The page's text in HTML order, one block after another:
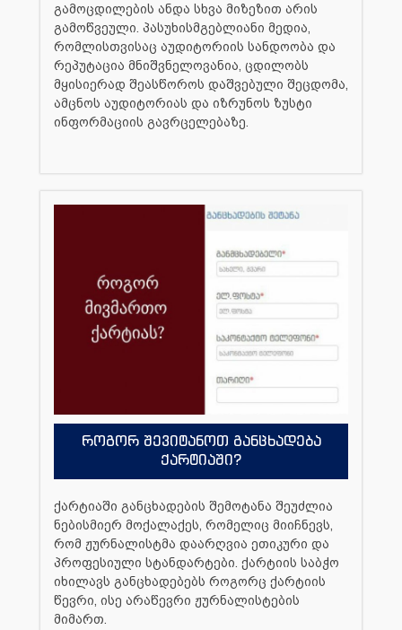
გამოცდილების ანდა სხვა მიზეზით არის
გამოწვეული. პასუხისმგებლიანი მედია,
რომლისთვისაც აუდიტორიის სანდოობა და
რეპუტაცია მნიშვნელოვანია, ცდილობს
მყისიერად შეასწოროს დაშვებული შეცდომა,
ამცნოს აუდიტორიას და იზრუნოს ზუსტი
ინფორმაციის გავრცელებაზე.
როგორ შევიტანოთ განცხადება
ქარტიაში?
ქარტიაში განცხადების შემოტანა შეუძლია
ნებისმიერ მოქალაქეს, რომელიც მიიჩნევს,
რომ ჟურნალისტმა დაარღვია ეთიკური და
პროფესიული სტანდარტები. ქარტიის საბჭო
იხილავს განცხადებებს როგორც ქარტიის
წევრი, ისე არაწევრი ჟურნალისტების
მიმართ.